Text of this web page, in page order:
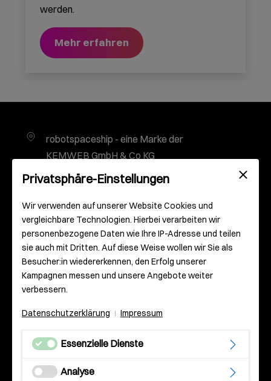
werden.
Mehr erfahren
robotspaceship - eine Marke der
KEMWEB GmbH & Co KG
Gutenbergplatz 2
55116 Mainz
Deutschland
info@robotspaceship.com
0 61 31 – 93 000 – 0
Impressum
Privatsphäre-Einstellungen
Wir verwenden auf unserer Website Cookies und
vergleichbare Technologien. Hierbei verarbeiten wir
personenbezogene Daten wie Ihre IP-Adresse und teilen
sie auch mit Dritten. Auf diese Weise wollen wir Sie als
Besucher:in wiedererkennen, den Erfolg unserer
Kampagnen messen und unsere Angebote weiter
verbessern.
Datenschutzerklärung | Impressum
Essenzielle Dienste
Analyse